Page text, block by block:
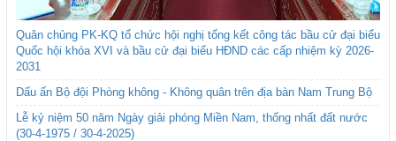
Quân chủng PK-KQ tổ chức hội nghị tổng kết công tác bầu cử đại biểu
Quốc hội khóa XVI và bầu cử đại biểu HĐND các cấp nhiệm kỳ 2026-
2031
Dấu ấn Bộ đội Phòng không - Không quân trên địa bàn Nam Trung Bộ
Lễ kỷ niệm 50 năm Ngày giải phóng Miền Nam, thống nhất đất nước
(30-4-1975 / 30-4-2025)